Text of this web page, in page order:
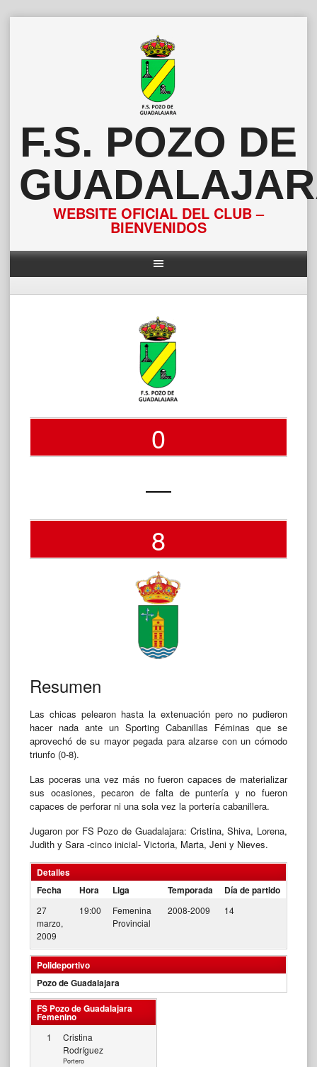
F.S. POZO DE
WEBSITE OFICIAL DEL CLUB –
BIENVENIDOS
0
—
8
Resumen
Las chicas pelearon hasta la extenuación pero no pudieron
hacer nada ante un Sporting Cabanillas Féminas que se
aprovechó de su mayor pegada para alzarse con un cómodo
triunfo (0-8).
Las poceras una vez más no fueron capaces de materializar
sus ocasiones, pecaron de falta de puntería y no fueron
capaces de perforar ni una sola vez la portería cabanillera.
Jugaron por FS Pozo de Guadalajara: Cristina, Shiva, Lorena,
Judith y Sara -cinco inicial- Victoria, Marta, Jeni y Nieves.
Detalles
Fecha
Hora Liga Temporada Día de partido
27
marzo,
2009
19:00
Femenina
Provincial
2008-2009 14
Polideportivo
Pozo de Guadalajara
FS Pozo de Guadalajara
Femenino
1
Cristina
Rodríguez
Portero